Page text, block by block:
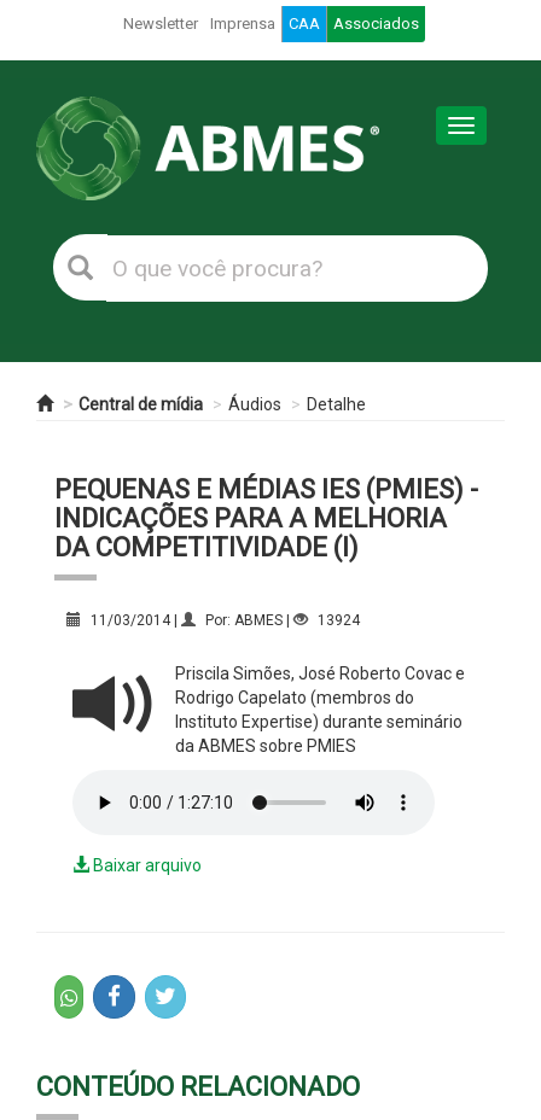
Newsletter Imprensa CAA Associados
Toggle
Central de mídia Áudios Detalhe
PEQUENAS E MÉDIAS IES (PMIES) -
INDICAÇÕES PARA A MELHORIA
DA COMPETITIVIDADE (I)
11/03/2014 | Por: ABMES | 13924
Priscila Simões, José Roberto Covac e
Rodrigo Capelato (membros do
Instituto Expertise) durante seminário
da ABMES sobre PMIES
Baixar arquivo
CONTEÚDO RELACIONADO